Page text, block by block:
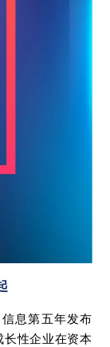
息第五年发布
长性企业在资本